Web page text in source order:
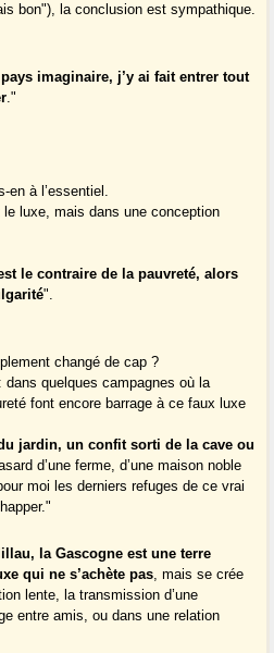
bon"), la conclusion est sympathique.
imaginaire, j’y ai fait entrer tout
."
en à l’essentiel.
le luxe, mais dans une conception
le contraire de la pauvreté, alors
".
changé de cap ?
quelques campagnes où la
font encore barrage à ce faux luxe
jardin, un confit sorti de la cave ou
d’une ferme, d’une maison noble
moi les derniers refuges de ce vrai
la Gascogne est une terre
qui ne s’achète pas, mais se crée
lente, la transmission d’une
entre amis, ou dans une relation